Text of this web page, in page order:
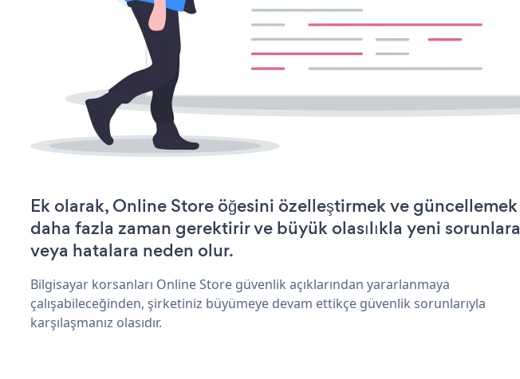
Ek olarak, Online Store öğesini özelleştirmek ve güncellemek
daha fazla zaman gerektirir ve büyük olasılıkla yeni sorunlara
veya hatalara neden olur.
Bilgisayar korsanları Online Store güvenlik açıklarından yararlanmaya
çalışabileceğinden, şirketiniz büyümeye devam ettikçe güvenlik sorunlarıyla
karşılaşmanız olasıdır.